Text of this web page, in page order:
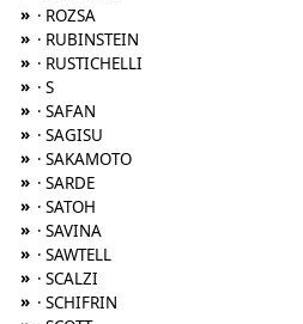
» · ROZSA
» · RUBINSTEIN
» · RUSTICHELLI
» · S
» · SAFAN
» · SAGISU
» · SAKAMOTO
» · SARDE
» · SATOH
» · SAVINA
» · SAWTELL
» · SCALZI
» · SCHIFRIN